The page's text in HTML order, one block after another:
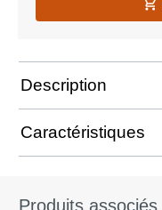
Description
Caractéristiques
Produits associés